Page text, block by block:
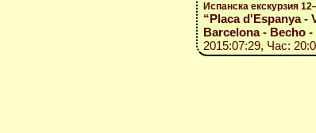
Испанска екскурзия
“Placa d'Espanya -
Barcelona - Becho -
2015:07:29, Час: